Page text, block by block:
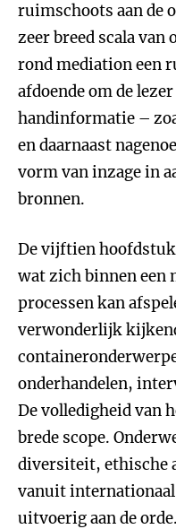
ruimschoots aan de
zeer breed scala
rond mediation een
afdoende om de
handinformatie –
en daarnaast
vorm van inzage in
bronnen.
De vijftien
wat zich binnen een
processen kan
verwonderlijk
onderhandelen,
De volledigheid van
brede scope.
diversiteit, ethische
vanuit
uitvoerig aan de orde.